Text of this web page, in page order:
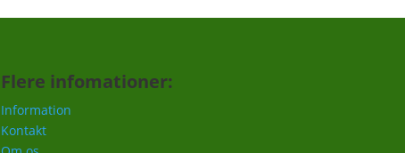
Flere infomationer:
Information
Kontakt